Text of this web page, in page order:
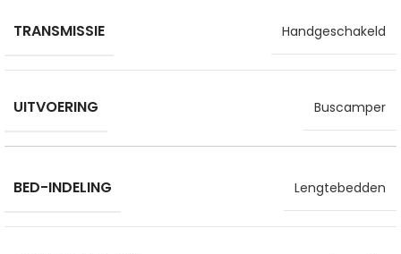
TRANSMISSIE Handgeschakeld
UITVOERING Buscamper
BED-INDELING Lengtebedden